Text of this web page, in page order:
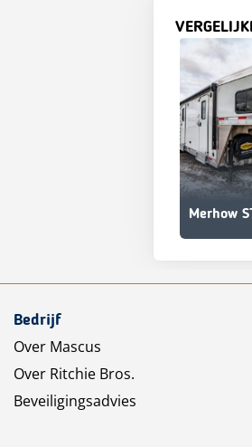
Bedrijf
Over Mascus
Over Ritchie Bros.
Beveiligingsadvies